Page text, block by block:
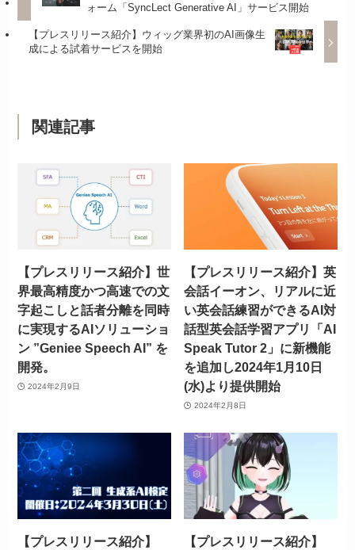
ォーム「SyncLect Generative AI」サービス開始
【プレスリリース紹介】ウィッグ業界初のAI画像生
成による試着サービスを開始
関連記事
【プレスリリース紹介】世
界最高精度かつ高速での文
字起こしと話者分離を同時
に実現するAIソリューショ
ン ”Geniee Speech AI” を
開発。
2024年2月9日
【プレスリリース紹介】英
会話イーオン、リアルに近
い英会話練習ができるAI対
話型英会話学習アプリ「AI
Speak Tutor 2」に新機能
を追加し2024年1月10日
(水)より提供開始
2024年2月8日
【プレスリリース紹介】 【プレスリリース紹介】